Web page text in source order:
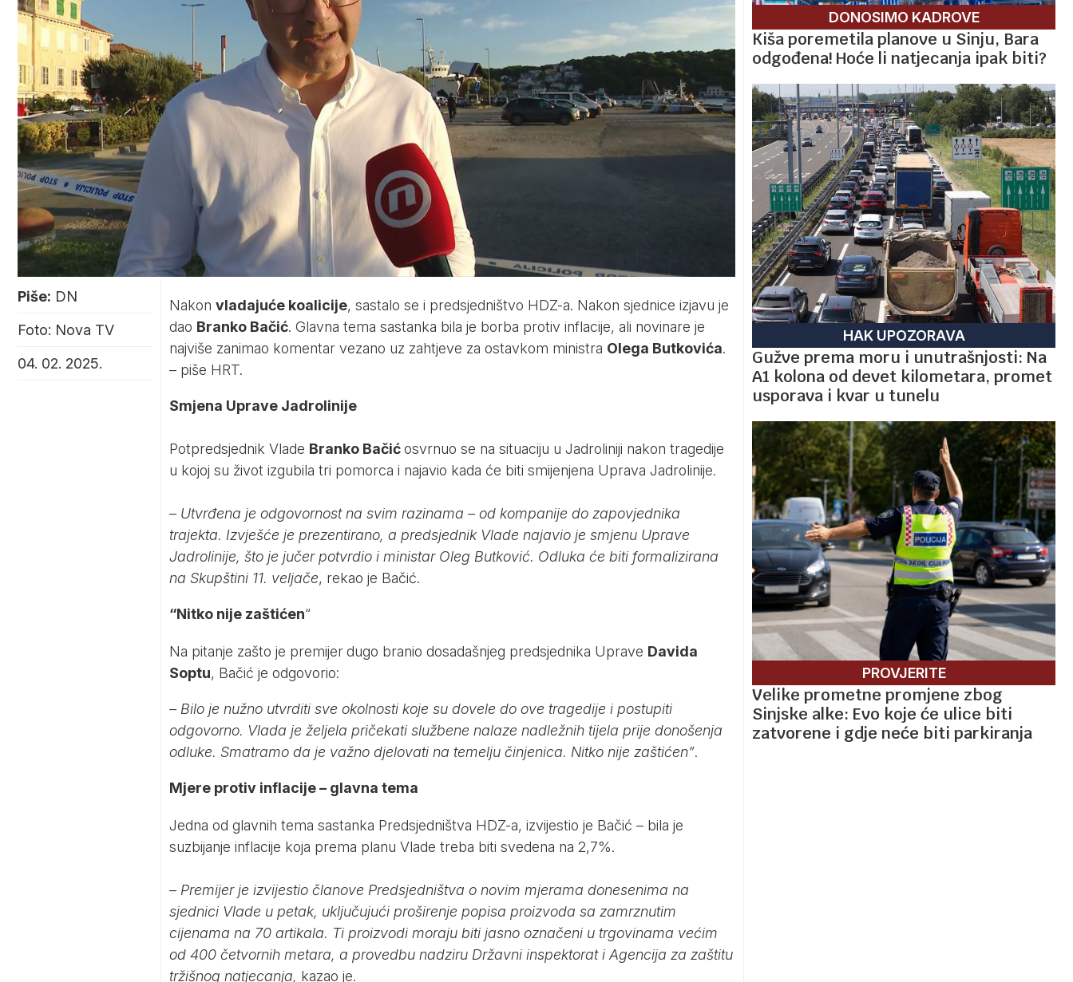
Piše: DN
Foto: Nova TV
04. 02. 2025.
Nakon vladajuće koalicije, sastalo se i predsjedništvo HDZ-a. Nakon sjednice izjavu je
dao Branko Bačić. Glavna tema sastanka bila je borba protiv inflacije, ali novinare je
najviše zanimao komentar vezano uz zahtjeve za ostavkom ministra Olega Butkovića.
– piše HRT.
Smjena Uprave Jadrolinije
Potpredsjednik Vlade Branko Bačićosvrnuo se na situaciju u Jadroliniji nakon tragedije
u kojoj su život izgubila tri pomorca i najavio kada će biti smijenjena Uprava Jadrolinije.
– Utvrđena je odgovornost na svim razinama – od kompanije do zapovjednika
trajekta. Izvješće je prezentirano, a predsjednik Vlade najavio je smjenu Uprave
Jadrolinije, što je jučer potvrdio i ministar Oleg Butković. Odluka će biti formalizirana
na Skupštini 11. veljače, rekao je Bačić.
“Nitko nije zaštićen“
Na pitanje zašto je premijer dugo branio dosadašnjeg predsjednika Uprave Davida
Soptu, Bačić je odgovorio:
– Bilo je nužno utvrditi sve okolnosti koje su dovele do ove tragedije i postupiti
odgovorno. Vlada je željela pričekati službene nalaze nadležnih tijela prije donošenja
odluke. Smatramo da je važno djelovati na temelju činjenica. Nitko nije zaštićen”.
Mjere protiv inflacije – glavna tema
Jedna od glavnih tema sastanka Predsjedništva HDZ-a, izvijestio je Bačić – bila je
suzbijanje inflacije koja prema planu Vlade treba biti svedena na 2,7%.
– Premijer je izvijestio članove Predsjedništva o novim mjerama donesenima na
sjednici Vlade u petak, uključujući proširenje popisa proizvoda sa zamrznutim
cijenama na 70 artikala. Ti proizvodi moraju biti jasno označeni u trgovinama većim
od 400 četvornih metara, a provedbu nadziru Državni inspektorat i Agencija za zaštitu
tržišnog natjecanja, kazao je.
DONOSIMO KADROVE
Kiša poremetila planove u Sinju, Bara
odgođena! Hoće li natjecanja ipak biti?
HAK UPOZORAVA
Gužve prema moru i unutrašnjosti: Na
A1 kolona od devet kilometara, promet
usporava i kvar u tunelu
PROVJERITE
Velike prometne promjene zbog
Sinjske alke: Evo koje će ulice biti
zatvorene i gdje neće biti parkiranja